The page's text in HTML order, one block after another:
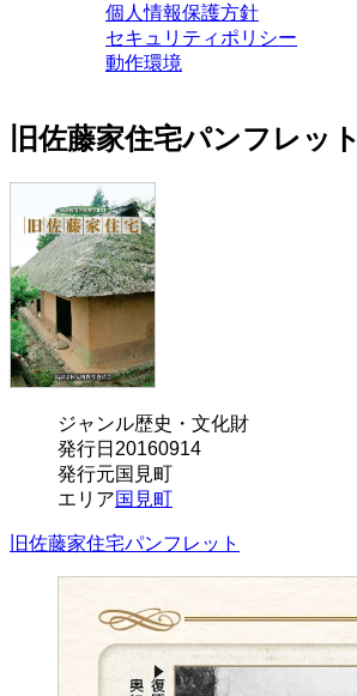
個人情報保護方針
セキュリティポリシー
動作環境
旧佐藤家住宅パンフレット
ジャンル歴史・文化財
発行日 20160914
発行元国見町
エリア国見町
旧佐藤家住宅パンフレット